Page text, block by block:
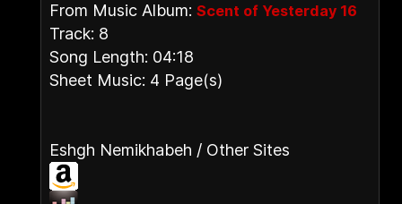
From Music Album: Scent of Yesterday 16
Track: 8
Song Length: 04:18
Sheet Music: 4 Page(s)
Eshgh Nemikhabeh / Other Sites